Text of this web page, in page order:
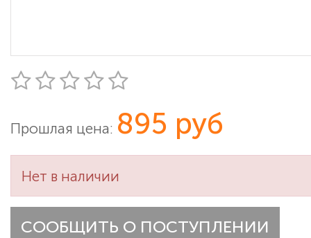
Прошлая цена: 895 руб
Нет в наличии
СООБЩИТЬ О ПОСТУПЛЕНИИ